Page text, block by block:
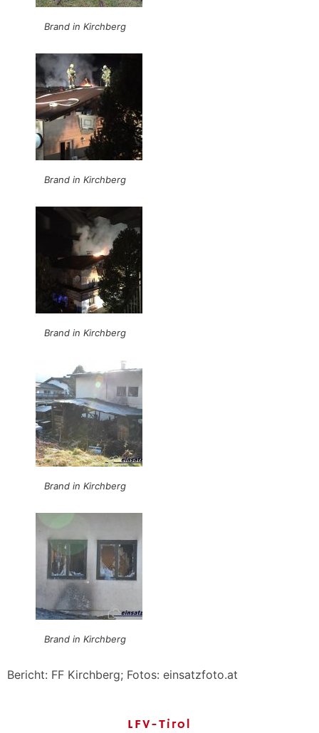
Brand in Kirchberg
Brand in Kirchberg
Brand in Kirchberg
Brand in Kirchberg
Brand in Kirchberg
Bericht: FF Kirchberg; Fotos: einsatzfoto.at
LFV-Tirol